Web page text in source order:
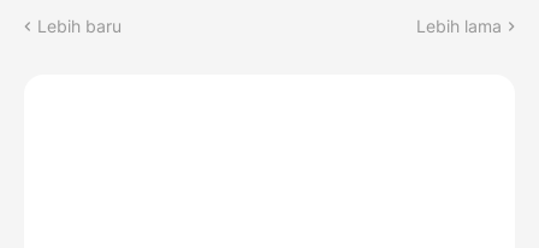
Lebih baru Lebih lama